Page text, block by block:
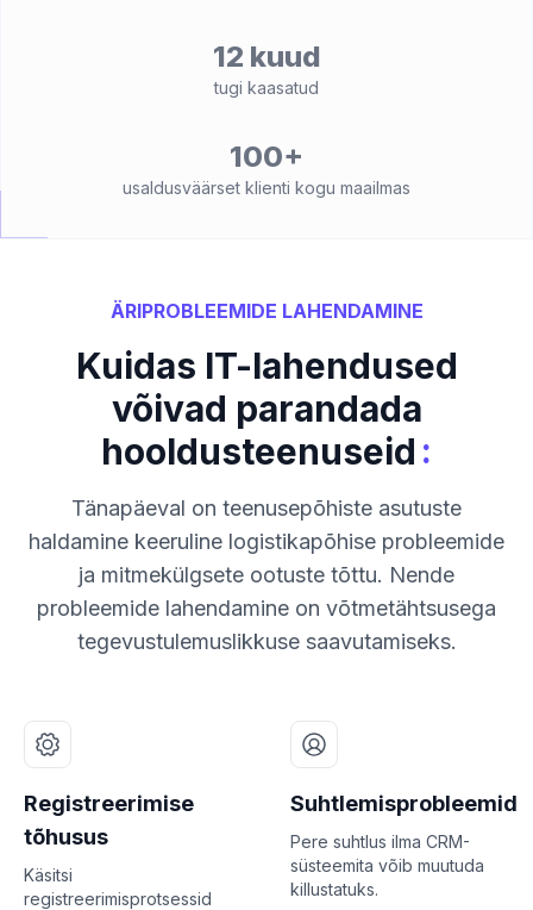
12 kuud
tugi kaasatud
100+
usaldusväärset klienti kogu maailmas
ÄRIPROBLEEMIDE LAHENDAMINE
Kuidas IT-lahendused
võivad parandada
hooldusteenuseid :
Tänapäeval on teenusepõhiste asutuste
haldamine keeruline logistikapõhise probleemide
ja mitmekülgsete ootuste tõttu. Nende
probleemide lahendamine on võtmetähtsusega
tegevustulemuslikkuse saavutamiseks.
Registreerimise
tõhusus
Käsitsi
registreerimisprotsessid
Suhtlemisprobleemid
Pere suhtlus ilma CRM-
süsteemita võib muutuda
killustatuks.